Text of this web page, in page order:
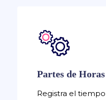
Partes de Horas
Registra el